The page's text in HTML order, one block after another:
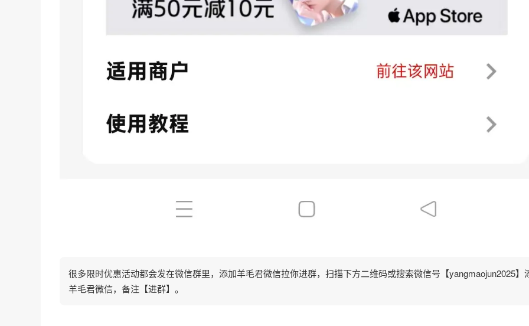
很多限时优惠活动都会发在微信群里，添加羊毛君微信拉你进群，扫描下方二维码或搜索微信号【yangmaojun2025】
羊毛君微信，备注【进群】。